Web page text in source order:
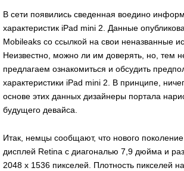
В сети появились сведенная воедино
характеристик iPad mini 2. Данные
Mobileaks со ссылкой на свои неназванные
Неизвестно, можно ли им доверять, но, тем
предлагаем ознакомиться и обсудить
характеристики iPad mini 2. В принципе,
основе этих данных дизайнеры портала
будущего девайса.
Итак, немцы сообщают, что нового
дисплей Retina с диагональю 7,9 дюйма и
2048 x 1536 пикселей. Плотность пикселей